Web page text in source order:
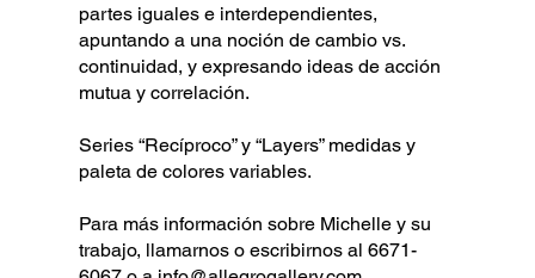
partes iguales e interdependientes,
apuntando a una noción de cambio vs.
continuidad, y expresando ideas de acción
mutua y correlación.
Series “Recíproco” y “Layers” medidas y
paleta de colores variables.
Para más información sobre Michelle y su
trabajo, llamarnos o escribirnos al 6671-